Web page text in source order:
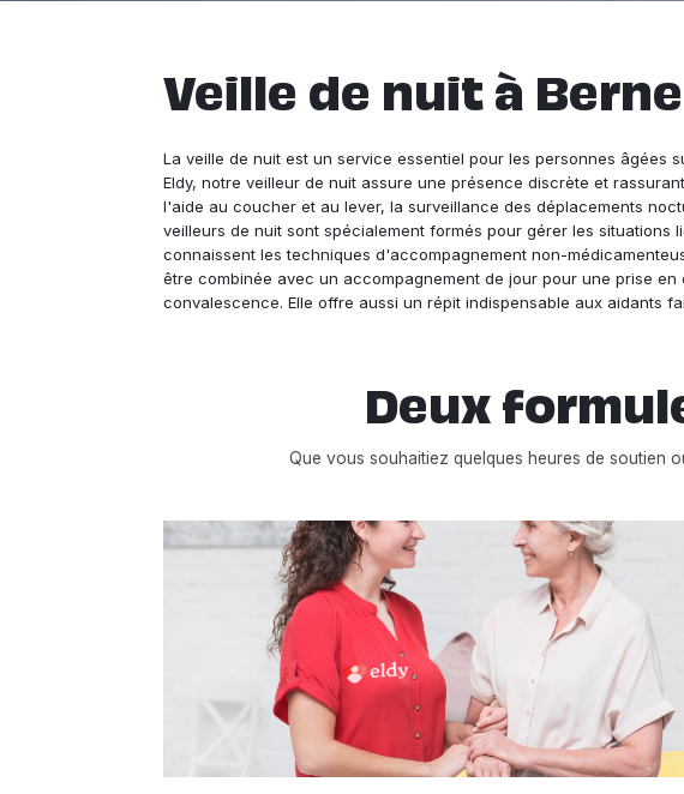
Veille de nuit à
La veille de nuit est un service essentiel pour les personnes âgées
Eldy, notre veilleur de nuit assure une présence discrète et
l'aide au coucher et au lever, la surveillance des déplacements
veilleurs de nuit sont spécialement formés pour gérer les
connaissent les techniques d'accompagnement non-
être combinée avec un accompagnement de jour pour une prise
convalescence. Elle offre aussi un répit indispensable aux aidants
Deux
Que vous souhaitiez quelques heures de soutien